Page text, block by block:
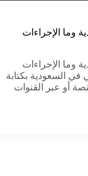
الإجراءات
الإجراءات
السعودية بكتابة
أو عبر القنوات